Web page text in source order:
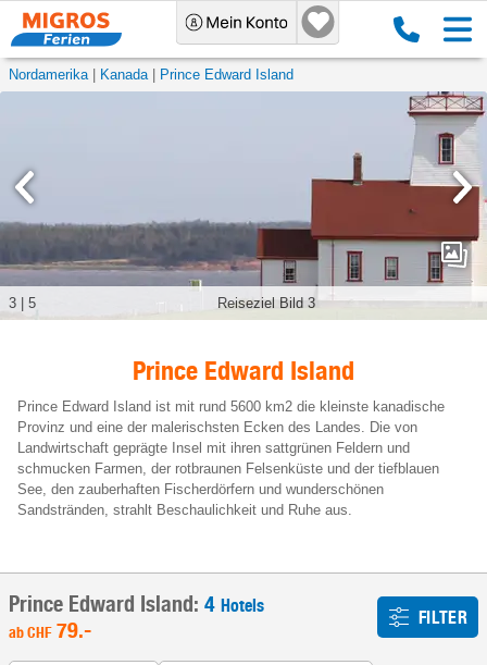
Nordamerika Kanada Prince Edward Island
Reiseziel Bild 3
3 5
Prince Edward Island
Prince Edward Island ist mit rund 5600 km2 die kleinste kanadische
Provinz und eine der malerischsten Ecken des Landes. Die von
Landwirtschaft geprägte Insel mit ihren sattgrünen Feldern und
schmucken Farmen, der rotbraunen Felsenküste und der tiefblauen
See, den zauberhaften Fischerdörfern und wunderschönen
Sandstränden, strahlt Beschaulichkeit und Ruhe aus.
Prince Edward Island: 4 Hotels
abCHF 79.- FILTER